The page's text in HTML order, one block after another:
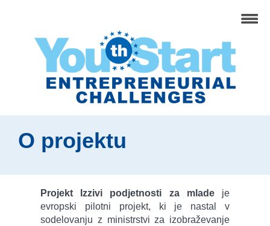
O projektu
Projekt Izzivi podjetnosti za mladeje
evropski pilotni projekt, ki je nastal v
sodelovanju z ministrstvi za izobraževanje